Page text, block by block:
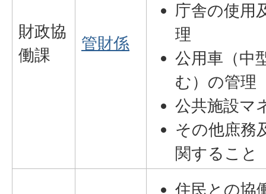
財政協
働課
管財係
庁舎の使用
理
公用車（中
む）の管理
公共施設マ
その他庶務
関すること
住民との協